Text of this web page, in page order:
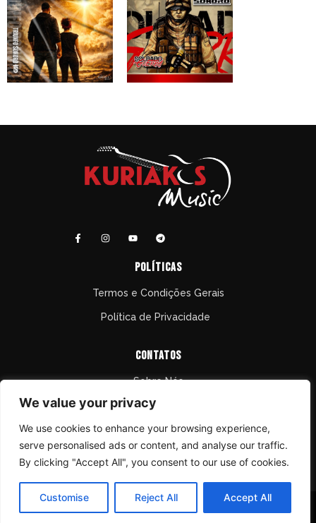
We value your privacy
We use cookies to enhance your browsing experience,
serve personalised ads or content, and analyse our traffic.
By clicking "Accept All", you consent to our use of cookies.
Customise Reject All Accept All
políticas
Termos e Condições Gerais
Política de Privacidade
Contatos
Sobre Nós
Contactos
FAQ
info@kuriakosmusic.com
Copyright © Kuriakos Music – 2011-2026 – Todos os direitos
reservados